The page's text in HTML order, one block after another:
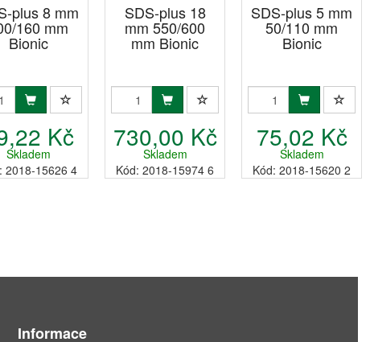
plus 8 mm
160 mm
Bionic
Kč
Skladem
2018-15626 4
SDS-plus 18
mm 550/600
mm Bionic
730,00 Kč
Skladem
Kód: 2018-15974 6
SDS-plus 5 mm
50/110 mm
Bionic
75,02 Kč
Skladem
Kód: 2018-15620 2
Informace